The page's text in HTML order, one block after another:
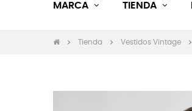
MARCA TIENDA
Tienda Vestidos Vintage